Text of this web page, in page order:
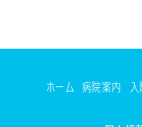
ホーム 病院案内